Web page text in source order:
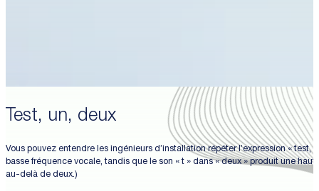
Test, un, deux
Vous pouvez entendre les ingénieurs d’installation répéter l’expression «
basse fréquence vocale, tandis que le son « t » dans « deux » produit une
au-delà de deux.)